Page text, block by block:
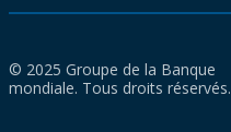
© 2025 Groupe de la Banque
mondiale. Tous droits réservés.